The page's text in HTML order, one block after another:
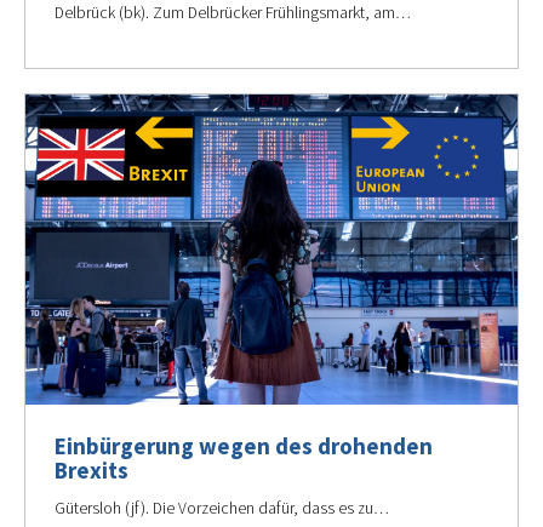
Delbrück (bk). Zum Delbrücker Frühlingsmarkt, am…
Einbürgerung wegen des drohenden
Brexits
Gütersloh (jf). Die Vorzeichen dafür, dass es zu…